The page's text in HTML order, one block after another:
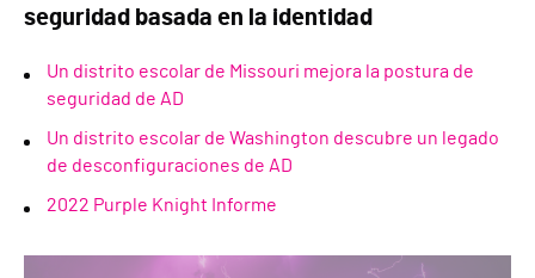
seguridad basada en la identidad
Un distrito escolar de Missouri mejora la postura de
seguridad de AD
Un distrito escolar de Washington descubre un legado
de desconfiguraciones de AD
2022 Purple Knight Informe